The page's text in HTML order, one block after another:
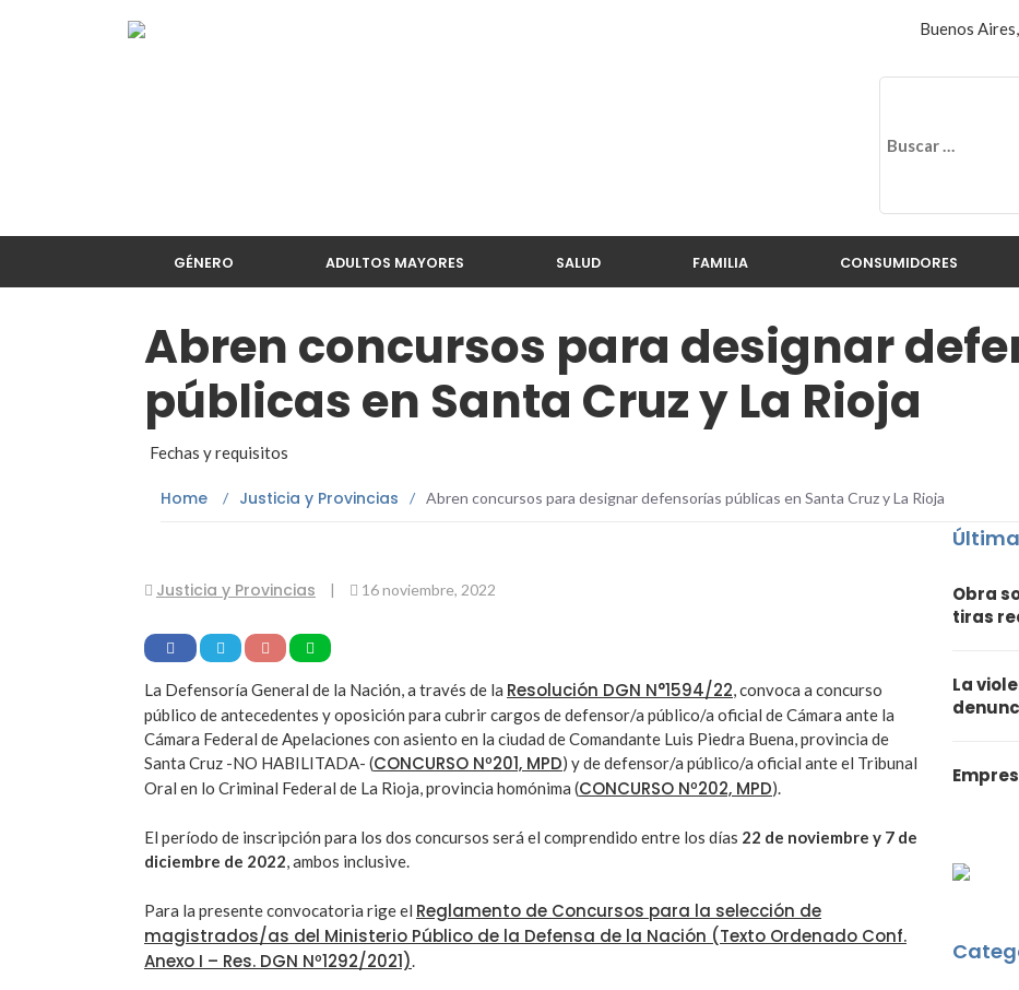
Buenos
GÉNERO ADULTOS MAYORES SALUD FAMILIA CONSUMIDORES
Abren concursos para designar
públicas en Santa Cruz y La Rioja
Fechas y requisitos
Home / Justicia y Provincias / Abren concursos para designar defensorías públicas en Santa Cruz y La Rioja
Justicia y Provincias | 16 noviembre, 2022
La Defensoría General de la Nación, a través de la Resolución DGN N°1594/22, convoca a concurso
público de antecedentes y oposición para cubrir cargos de defensor/a público/a oficial de Cámara ante la
Cámara Federal de Apelaciones con asiento en la ciudad de Comandante Luis Piedra Buena, provincia de
Santa Cruz -NO HABILITADA- (CONCURSO Nº201, MPD) y de defensor/a público/a oficial ante el Tribunal
Oral en lo Criminal Federal de La Rioja, provincia homónima (CONCURSO Nº202, MPD).
El período de inscripción para los dos concursos será el comprendido entre los días 22 de noviembre y 7 de
diciembre de 2022, ambos inclusive.
Para la presente convocatoria rige el Reglamento de Concursos para la selección de
magistrados/as del Ministerio Público de la Defensa de la Nación (Texto Ordenado Conf.
Anexo I – Res. DGN Nº1292/2021).
Obra
tiras
La